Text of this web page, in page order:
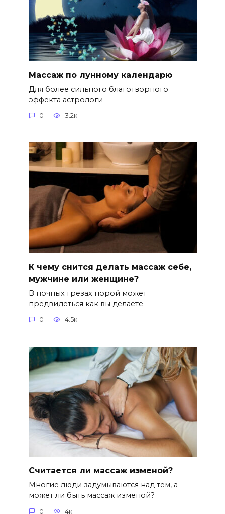
Массаж по лунному календарю
Для более сильного благотворного
эффекта астрологи
0 3.2к.
К чему снится делать массаж себе,
мужчине или женщине?
В ночных грезах порой может
предвидеться как вы делаете
0 4.5к.
Считается ли массаж изменой?
Многие люди задумываются над тем, а
может ли быть массаж изменой?
0 4к.